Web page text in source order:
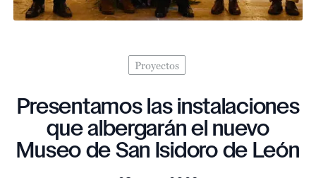
Proyectos
Presentamos las instalaciones
que albergarán el nuevo
Museo de San Isidoro de León